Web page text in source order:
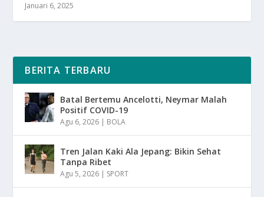
Januari 6, 2025
BERITA TERBARU
Batal Bertemu Ancelotti, Neymar Malah
Positif COVID-19
Agu 6, 2026 | BOLA
Tren Jalan Kaki Ala Jepang: Bikin Sehat
Tanpa Ribet
Agu 5, 2026 | SPORT